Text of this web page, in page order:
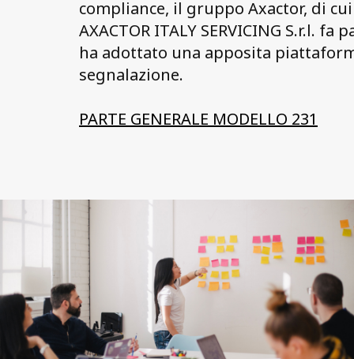
compliance, il gruppo Axactor, di cui
AXACTOR ITALY SERVICING S.r.l. fa
ha adottato una apposita
segnalazione.
PARTE GENERALE MODELLO 231